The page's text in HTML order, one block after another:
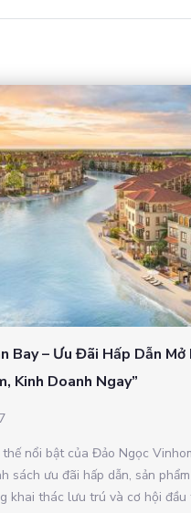
Bay – Ưu Đãi Hấp Dẫn Mở
Kinh Doanh Ngay”
nổi bật của Đảo Ngọc
sách ưu đãi hấp dẫn, sản phẩm
khai thác lưu trú và cơ hội đầu